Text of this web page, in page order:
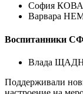
София
Варвара
Воспитанники
Влада
Поддерживали